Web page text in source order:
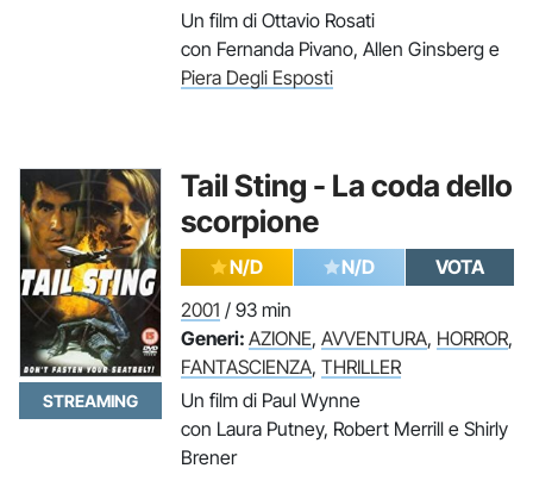
Un film di Ottavio Rosati
con Fernanda Pivano, Allen Ginsberg e
Piera Degli Esposti
Tail Sting - La coda dello
scorpione
STREAMING
N/D N/D
VOTA
2001 / 93 min
Generi: AZIONE, AVVENTURA, HORROR,
FANTASCIENZA, THRILLER
Un film di Paul Wynne
con Laura Putney, Robert Merrill e Shirly
Brener